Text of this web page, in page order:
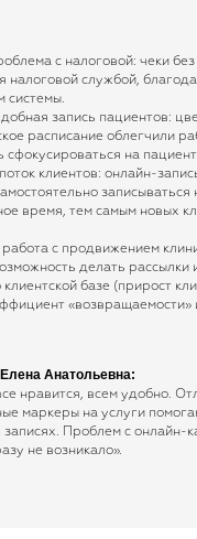
с налоговой: чеки
налоговой службой,
системы.
запись пациентов:
расписание облегчили
сфокусироваться на
клиентов: онлайн-
время, тем самым новых
с продвижением
делать рассылки
базе (прирост
«возвращаемости»
Анатольевна:
нравится, всем удобно.
маркеры на услуги
Проблем с онлайн-
не возникало».
Карта косметолога